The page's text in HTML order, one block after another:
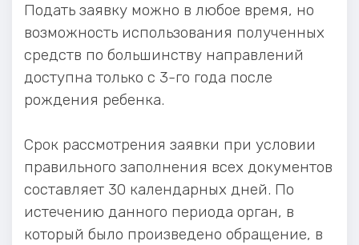
Подать заявку можно в любое время, но
возможность использования полученных
средств по большинству направлений
доступна только с 3-го года после
рождения ребенка.
Срок рассмотрения заявки при условии
правильного заполнения всех документов
составляет 30 календарных дней. По
истечению данного периода орган, в
который было произведено обращение, в